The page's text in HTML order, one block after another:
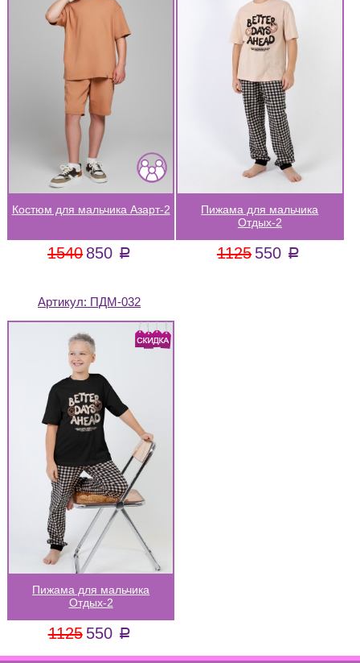
Костюм для мальчика Азарт-2
1540 850 a
Пижама для мальчика
Отдых-2
1125 550 a
Артикул: ПДМ-032
Пижама для мальчика
Отдых-2
1125 550 a